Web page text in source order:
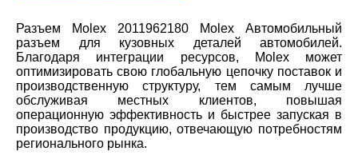
Разъем Molex 2011962180 Molex Автомобильный
разъем для кузовных деталей автомобилей.
Благодаря интеграции ресурсов, Molex может
оптимизировать свою глобальную цепочку поставок и
производственную структуру, тем самым лучше
обслуживая местных клиентов, повышая
операционную эффективность и быстрее запуская в
производство продукцию, отвечающую потребностям
регионального рынка.